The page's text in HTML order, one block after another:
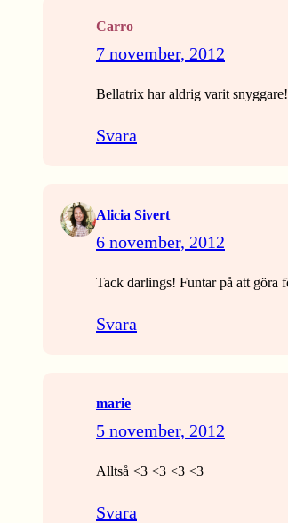
Carro
7 november, 2012
Bellatrix har aldrig varit
Svara
Alicia Sivert
6 november, 2012
Tack darlings! Funtar på att göra
Svara
marie
5 november, 2012
Alltså <3 <3 <3 <3
Svara